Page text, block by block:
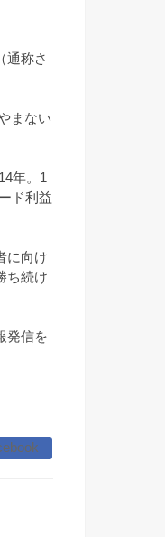
通称さ
まない
年。1
ド利益
に向け
ち続け
発信を